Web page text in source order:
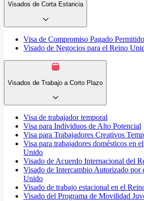
Visados de Corta Estancia
Visa de Compromiso Pagado Permitido
Visado de Negocios para el Reino
Visados de Trabajo a Corto Plazo
Visa de trabajador temporal
Visa para Individuos de Alto Potencial
Visa para Trabajadores Creativos
Visa para trabajadores domésticos en
Unido
Visado de Acuerdo Internacional del
Visado de Intercambio Autorizado por
Unido
Visado de trabajo estacional en el
Visado del Programa de Movilidad